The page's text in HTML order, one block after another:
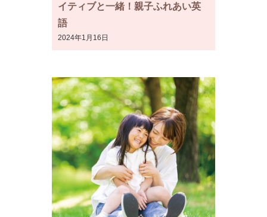
イティブと一緒！親子ふれあい英
語
2024年1月16日